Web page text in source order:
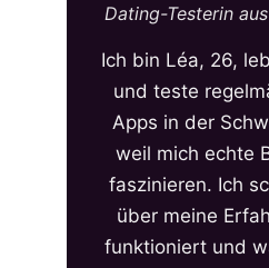
Dating-Testerin
Ich bin Léa, 26,
und teste
Apps in der
weil mich echte
faszinieren. Ich
über meine
funktioniert und